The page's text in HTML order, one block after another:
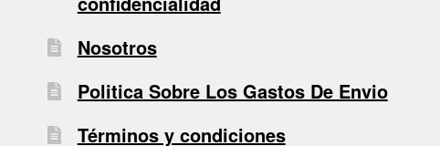
Nosotros
Politica Sobre Los Gastos De Envio
Términos y condiciones